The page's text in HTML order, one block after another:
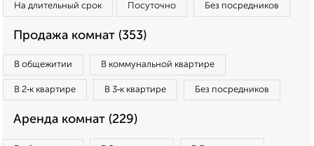
На длительный срок Посуточно Без посредников
Продажа комнат (353)
В общежитии В коммунальной квартире
В 2‑к квартире В 3‑к квартире Без посредников
Аренда комнат (229)